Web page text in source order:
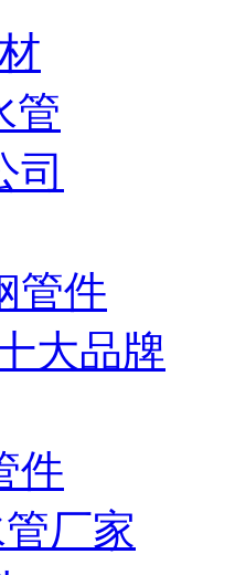
管
司
管件
大品牌
件
厂家